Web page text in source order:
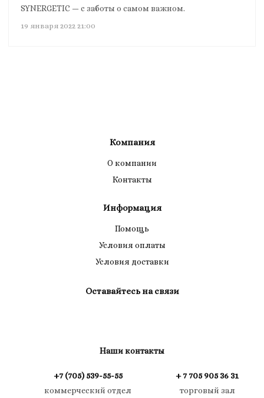
SYNERGETIC — с заботы о самом важном.
19 января 2022 21:00
Компания
О компании
Контакты
Информация
Помощь
Условия оплаты
Условия доставки
Оставайтесь на связи
Наши контакты
+7 (705) 539-55-55
коммерческий отдел
+ 7 705 905 36 31
торговый зал